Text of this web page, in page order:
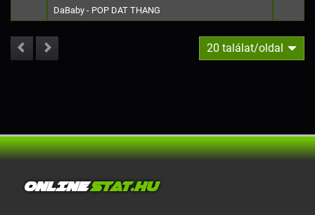
DaBaby - POP DAT THANG
20 találat/oldal
ONLINESTAT.HU